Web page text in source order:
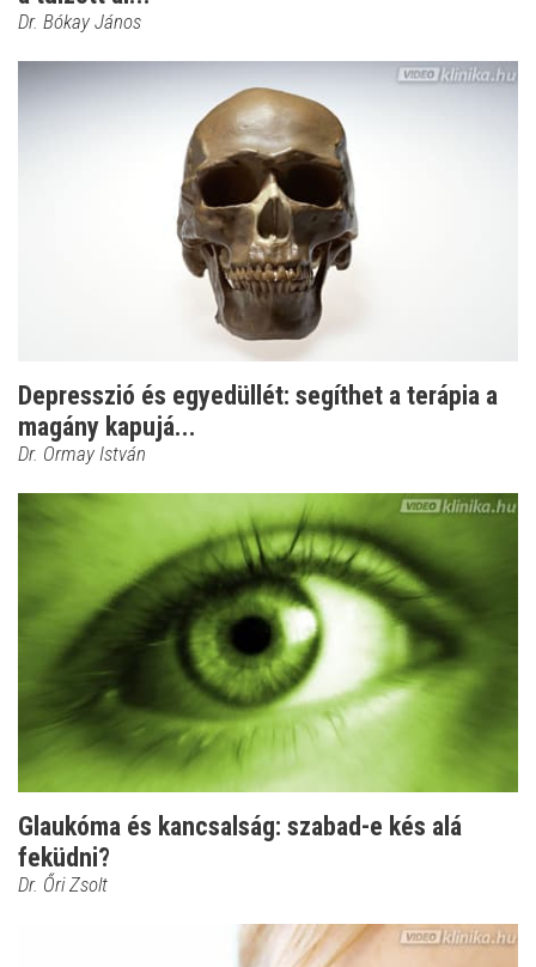
Dr. Bókay János
Depresszió és egyedüllét: segíthet a terápia a
magány kapujá...
Dr. Ormay István
Glaukóma és kancsalság: szabad-e kés alá
feküdni?
Dr. Őri Zsolt